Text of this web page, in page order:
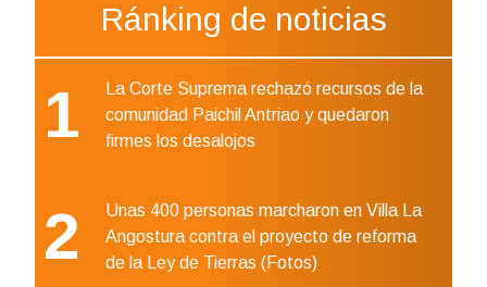
Ránking de noticias
1
La Corte Suprema rechazó recursos de la
comunidad Paichil Antriao y quedaron
firmes los desalojos
2
Unas 400 personas marcharon en Villa La
Angostura contra el proyecto de reforma
de la Ley de Tierras (Fotos)